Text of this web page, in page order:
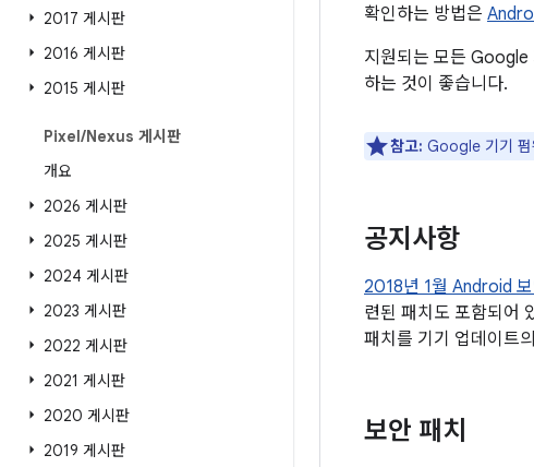
2017 게시판
2016 게시판
2015 게시판
Pixel/Nexus 게시판
개요
2026 게시판
2025 게시판
2024 게시판
2023 게시판
2022 게시판
2021 게시판
2020 게시판
2019 게시판
확인하는 방법은
지원되는 모든
하는 것이 좋습니다.
참고: Google 기기 펌
공지사항
2018년 1월 Android
련된 패치도 포함되어
패치를 기기 업데이트
보안 패치